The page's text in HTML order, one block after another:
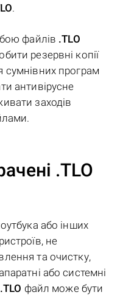
.
файлів .TLO
резервні копії
сумнівних програм
антивірусне
заходів
.TLO
або інших
не
та очистку,
або системні
.TLO файл може бути